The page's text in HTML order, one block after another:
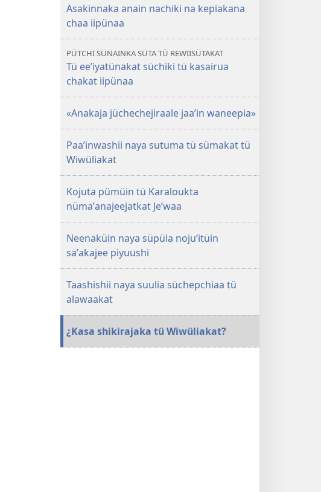
(NAMÜINJATÜ
Nowienpüroʼu 2016 |
Ayaawatüna
kasairua
chakat
Asakinnaka anain nachiki na kepiakana
chaa iipünaa
PÜTCHI SÜNAINKA SÜTA TÜ REWIISÜTAKAT
Tü eeʼiyatünakat süchiki tü kasairua
chakat iipünaa
«Anakaja jüchechejiraale jaaʼin waneepia»
Paaʼinwashii naya sutuma tü sümakat tü
Wiwüliakat
Kojuta pümüin tü Karaloukta
nümaʼanajeejatkat Jeʼwaa
Neenaküin naya süpüla nojuʼitüin
saʼakajee piyuushi
Taashishii naya suulia süchepchiaa tü
alawaakat
¿Kasa shikirajaka tü Wiwüliakat?